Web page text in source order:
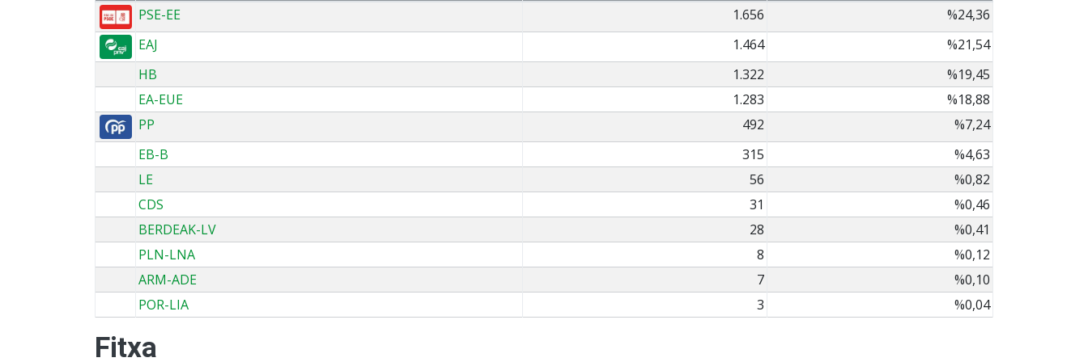
PSE-EE
1.656
%24,36
EAJ
1.464
%21,54
HB
1.322
%19,45
EA-EUE
1.283
%18,88
PP
492
%7,24
EB-B
315
%4,63
LE
56
%0,82
CDS
31
%0,46
BERDEAK-LV
28
%0,41
PLN-LNA
8
%0,12
ARM-ADE
7
%0,10
POR-LIA
3 %0,04
Fitxa